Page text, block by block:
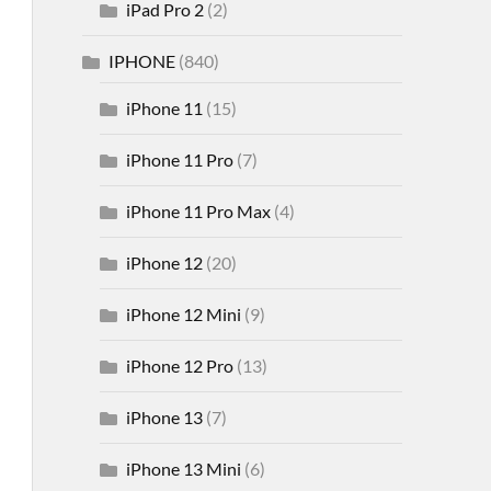
iPad Pro 2(2)
IPHONE(840)
iPhone 11 (15)
iPhone 11 Pro(7)
iPhone 11 Pro Max(4)
iPhone 12(20)
iPhone 12 Mini (9)
iPhone 12 Pro(13)
iPhone 13(7)
iPhone 13 Mini (6)